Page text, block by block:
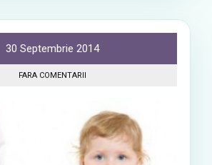
30 Septembrie 2014
FARA COMENTARII